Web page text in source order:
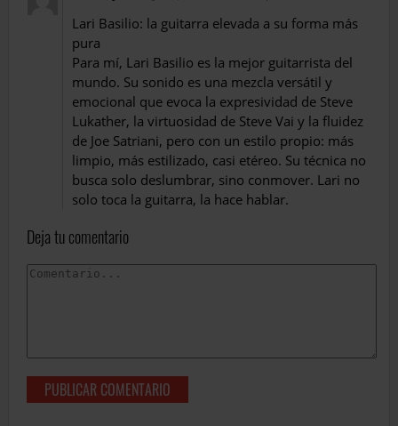
Lari Basilio: la guitarra elevada a su forma más
pura
Para mí, Lari Basilio es la mejor guitarrista del
mundo. Su sonido es una mezcla versátil y
emocional que evoca la expresividad de Steve
Lukather, la virtuosidad de Steve Vai y la fluidez
de Joe Satriani, pero con un estilo propio: más
limpio, más estilizado, casi etéreo. Su técnica no
busca solo deslumbrar, sino conmover. Lari no
solo toca la guitarra, la hace hablar.
Deja tu comentario